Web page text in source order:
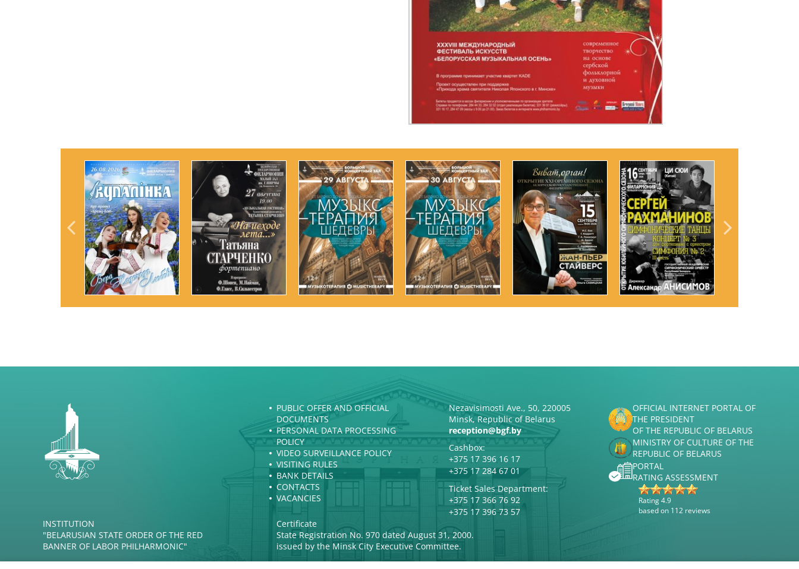
INSTITUTION
"BELARUSIAN STATE ORDER OF THE RED
BANNER OF LABOR PHILHARMONIC"
PUBLIC OFFER AND OFFICIAL
DOCUMENTS
PERSONAL DATA PROCESSING
POLICY
VIDEO SURVEILLANCE POLICY
VISITING RULES
BANK DETAILS
CONTACTS
VACANCIES
Nezavisimosti Ave., 50, 220005
Minsk, Republic of Belarus
reception@bgf.by
Cashbox:
+375 17 396 16 17
+375 17 284 67 01
Ticket Sales Department:
+375 17 366 76 92
+375 17 396 73 57
Certificate
State Registration No. 970 dated August 31, 2000.
issued by the Minsk City Executive Committee.
OFFICIAL INTERNET PORTAL OF
THE PRESIDENT
OF THE REPUBLIC OF BELARUS
MINISTRY OF CULTURE OF THE
REPUBLIC OF BELARUS
PORTAL
RATING ASSESSMENT
Rating 4.9
based on 112 reviews